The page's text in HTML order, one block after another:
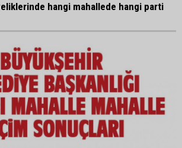
hangi mahallede hangi parti